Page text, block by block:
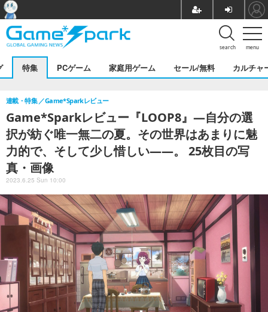
menu
search
特集 PCゲーム 家庭用ゲーム セール/無料 カルチャ
Game*Sparkレビュー『LOOP8』―自分の選
択が紡ぐ唯一無二の夏。その世界はあまりに魅
力的で、そして少し惜しい――。 25枚目の写
真・画像
連載・特集 Game*Sparkレビュー
2023.6.25 Sun 10:00